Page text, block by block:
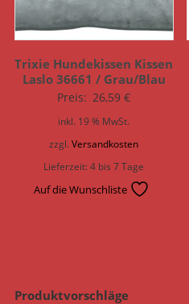
Trixie Hundekissen Kissen
Laslo 36661 / Grau/Blau
Preis: 26,59€
inkl. 19 % MwSt.
zzgl.Versandkosten
Lieferzeit:4 bis 7 Tage
Auf die Wunschliste
Produktvorschläge